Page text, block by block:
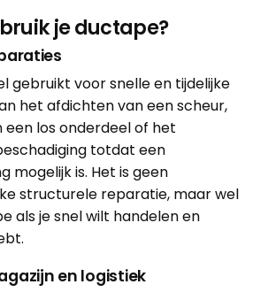
je ductape?
gebruikt voor snelle en tijdelijke
het afdichten van een scheur,
los onderdeel of het
totdat een
mogelijk is. Het is geen
structurele reparatie, maar wel
als je snel wilt handelen en
en logistiek